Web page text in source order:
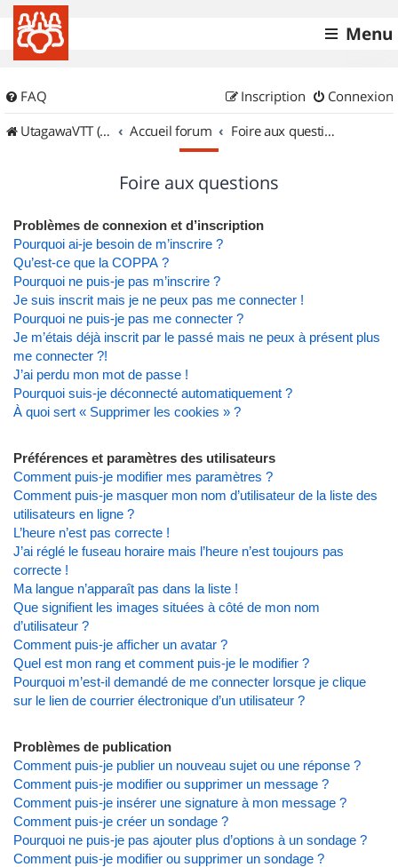
Menu
FAQ Connexion
Inscription
UtagawaVTT (Randos VTT et VTTAE avec traces GPS)
Accueil forum Foire aux questions
Foire aux questions
Problèmes de connexion et d’inscription
Pourquoi ai-je besoin de m’inscrire ?
Qu’est-ce que la COPPA ?
Pourquoi ne puis-je pas m’inscrire ?
Je suis inscrit mais je ne peux pas me connecter !
Pourquoi ne puis-je pas me connecter ?
Je m’étais déjà inscrit par le passé mais ne peux à présent plus
me connecter ?!
J’ai perdu mon mot de passe !
Pourquoi suis-je déconnecté automatiquement ?
À quoi sert « Supprimer les cookies » ?
Préférences et paramètres des utilisateurs
Comment puis-je modifier mes paramètres ?
Comment puis-je masquer mon nom d’utilisateur de la liste des
utilisateurs en ligne ?
L’heure n’est pas correcte !
J’ai réglé le fuseau horaire mais l’heure n’est toujours pas
correcte !
Ma langue n’apparaît pas dans la liste !
Que signifient les images situées à côté de mon nom
d’utilisateur ?
Comment puis-je afficher un avatar ?
Quel est mon rang et comment puis-je le modifier ?
Pourquoi m’est-il demandé de me connecter lorsque je clique
sur le lien de courrier électronique d’un utilisateur ?
Problèmes de publication
Comment puis-je publier un nouveau sujet ou une réponse ?
Comment puis-je modifier ou supprimer un message ?
Comment puis-je insérer une signature à mon message ?
Comment puis-je créer un sondage ?
Pourquoi ne puis-je pas ajouter plus d’options à un sondage ?
Comment puis-je modifier ou supprimer un sondage ?